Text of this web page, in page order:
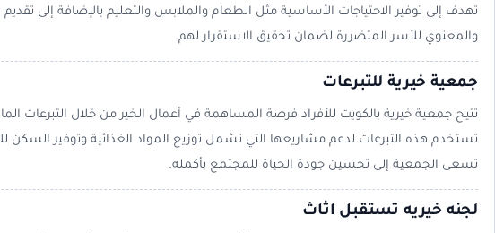
تهدف إلى توفير الاحتياجات الأساسية مثل الطعام والملابس والتعليم بالإضافة إلى
والمعنوي للأسر المتضررة لضمان تحقيق الاستقرار لهم.
جمعية خيرية للتبرعات
تتيح جمعية خيرية بالكويت للأفراد فرصة المساهمة في أعمال الخير من خلال التبرعات
تستخدم هذه التبرعات لدعم مشاريعها التي تشمل توزيع المواد الغذائية وتوفير السكن
تسعى الجمعية إلى تحسين جودة الحياة للمجتمع بأكمله.
لجنه خيريه تستقبل اثاث